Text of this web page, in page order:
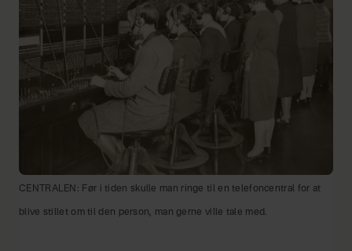
CENTRALEN: Før i tiden skulle man ringe til en telefoncentral for at
blive stillet om til den person, man gerne ville tale med.